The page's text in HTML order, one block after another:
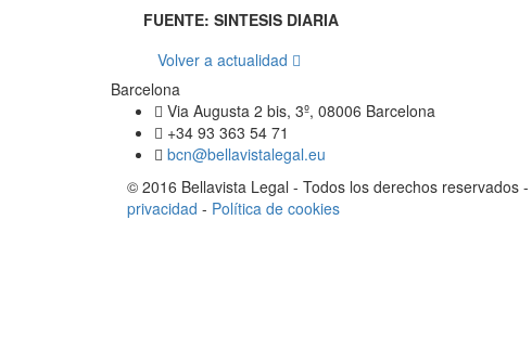
FUENTE: SINTESIS DIARIA
Volver a actualidad
Barcelona
Via Augusta 2 bis, 3º, 08006 Barcelona
+34 93 363 54 71
bcn@bellavistalegal.eu
© 2016 Bellavista Legal - Todos los derechos reservados -
privacidad - Política de cookies